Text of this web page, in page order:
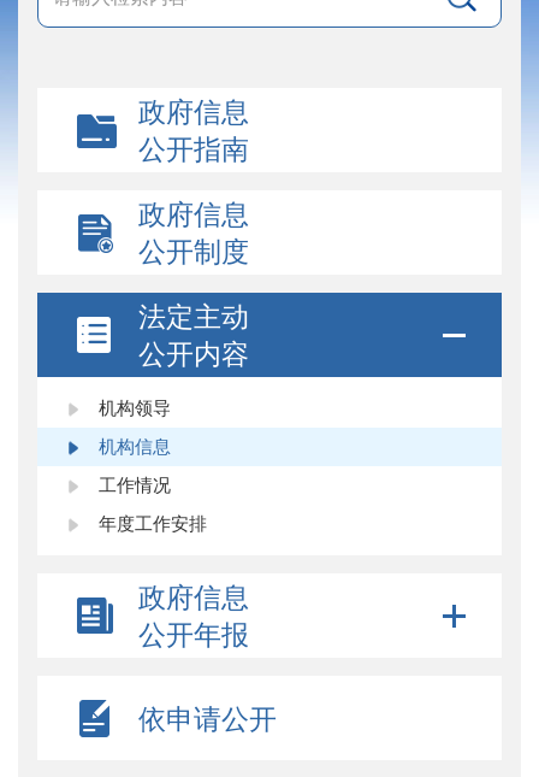
政府信息
公开指南
政府信息
公开制度
法定主动
公开内容
机构领导
机构信息
工作情况
年度工作安排
政府信息
公开年报
依申请公开